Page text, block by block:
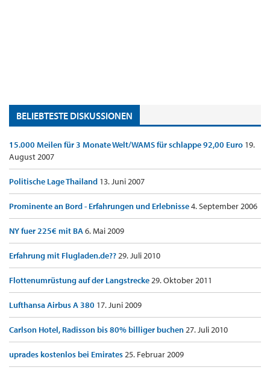
BELIEBTESTE DISKUSSIONEN
15.000 Meilen für 3 Monate Welt/WAMS für schlappe 92,00 Euro 19.
August 2007
Politische Lage Thailand 13. Juni 2007
Prominente an Bord - Erfahrungen und Erlebnisse4. September 2006
NY fuer 225€ mit BA6. Mai 2009
Erfahrung mit Flugladen.de??29. Juli 2010
Flottenumrüstung auf der Langstrecke29. Oktober 2011
Lufthansa Airbus A 380 17. Juni 2009
Carlson Hotel, Radisson bis 80% billiger buchen27. Juli 2010
uprades kostenlos bei Emirates25. Februar 2009